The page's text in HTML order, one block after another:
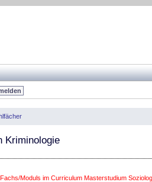
Kriminologie
Moduls im Curriculum Masterstudium